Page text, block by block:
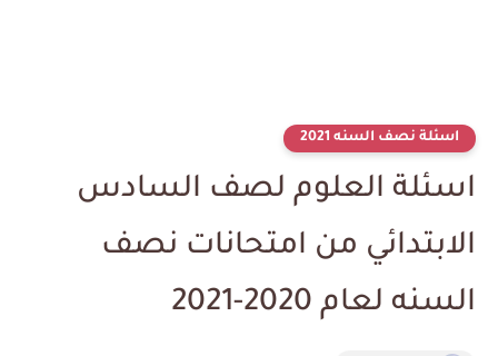
اسئلة نصف السنه 2021
اسئلة العلوم لصف السادس
الابتدائي من امتحانات نصف
السنه لعام 2020-2021